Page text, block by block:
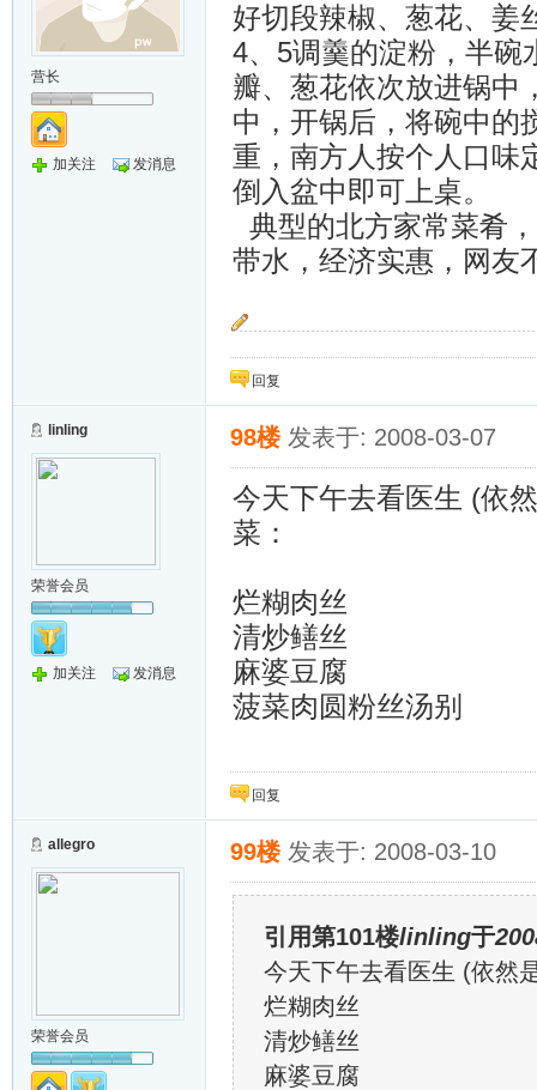
营长
加关注 发消息
好切段辣椒、葱花、姜
4、5调羹的淀粉，半碗
瓣、葱花依次放进锅中
中，开锅后，将碗中的
重，南方人按个人口味
倒入盆中即可上桌。
典型的北方家常菜肴
带水，经济实惠，网友
红旗漫卷西风烈.
浩气长存志青云
回复
linling
荣誉会员
加关注 发消息
98楼 发表于: 2008-03-07
今天下午去看医生 (依
菜：
烂糊肉丝
清炒鳝丝
麻婆豆腐
菠菜肉圆粉丝汤别
回复
allegro
荣誉会员
99楼 发表于: 2008-03-10
引用第101楼linling于
今天下午去看医生 (依然
烂糊肉丝
清炒鳝丝
麻婆豆腐